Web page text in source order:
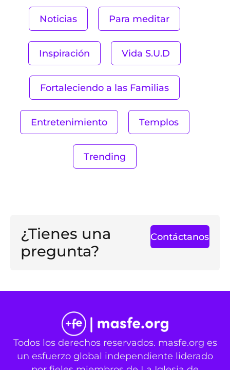
Noticias Para meditar
Inspiración Vida S.U.D
Fortaleciendo a las Familias
Entretenimiento Templos
Trending
¿Tienes una
pregunta?
Contáctanos
Todos los derechos reservados. masfe.org es
un esfuerzo global independiente liderado